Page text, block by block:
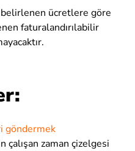
ücretlere göre
faturalandırılabilir
göndermek
çalışan zaman çizelgesi